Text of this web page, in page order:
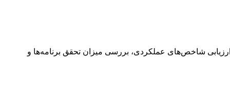
گذاری سیمان تامین با هدف ارزیابی شاخص‌های عملکردی، بررسی میزان تحقق برنامه‌ها و